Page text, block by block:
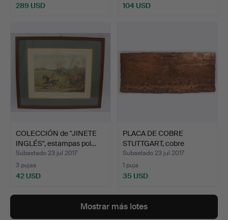
289 USD 104 USD
COLECCIÓN de "JINETE
INGLÉS", estampas pol…
Subastado 23 jul 2017
3 pujas
42 USD
PLACA DE COBRE
STUTTGART, cobre
grabado, s…
Subastado 23 jul 2017
1 puja
35 USD
Mostrar más lotes